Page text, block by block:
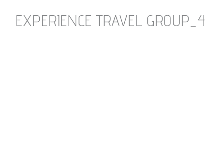
EXPERIENCE TRAVEL GROUP_4